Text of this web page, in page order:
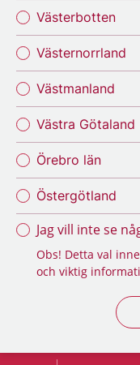
Västerbotten
Västernorrland
Västmanland
Västra Götaland
Örebro län
Östergötland
Jag vill inte se
Obs! Detta val
och viktig